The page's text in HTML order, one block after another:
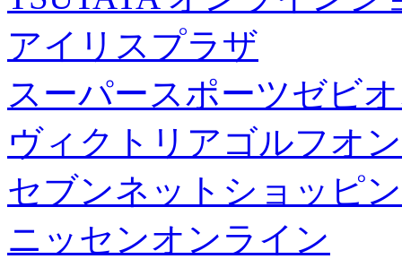
アイリスプラザ
スーパースポーツゼビ
ヴィクトリアゴルフオ
セブンネットショッピ
ニッセンオンライン